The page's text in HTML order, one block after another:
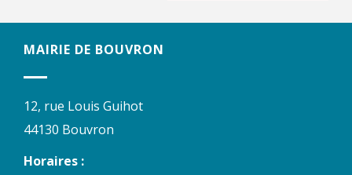
MAIRIE DE BOUVRON
12, rue Louis Guihot
44130 Bouvron
Horaires :